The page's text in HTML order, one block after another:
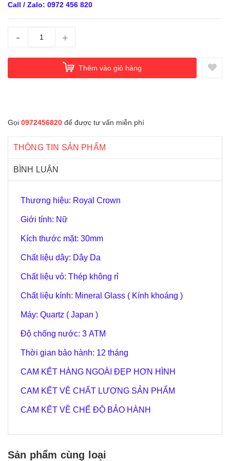
Call / Zalo: 0972 456 820
- +
Thêm vào giỏ hàng
Gọi 0972456820 để được tư vấn miễn phí
THÔNG TIN SẢN PHẨM
BÌNH LUẬN
Thương hiệu: Royal Crown
Giới tính: Nữ
Kích thước mặt: 30mm
Chất liệu dây: Dây Da
Chất liệu vỏ: Thép không rỉ
Chất liệu kính: Mineral Glass ( Kính khoáng )
Máy: Quartz ( Japan )
Độ chống nước: 3 ATM
Thời gian bảo hành: 12 tháng
CAM KẾT HÀNG NGOÀI ĐẸP HƠN HÌNH
CAM KẾT VỀ CHẤT LƯỢNG SẢN PHẨM
CAM KẾT VỀ CHẾ ĐỘ BẢO HÀNH
Sản phẩm cùng loại